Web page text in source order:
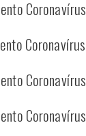
Coronavírus
Coronavírus
Coronavírus
Coronavírus